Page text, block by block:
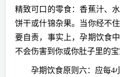
精致可口的零食：香蕉汁、
饼干或什锦杂果。当你经不
要自责，事实上，孕期饮食
不会伤害到你或你肚子里的宝
孕期饮食原则六：应每4